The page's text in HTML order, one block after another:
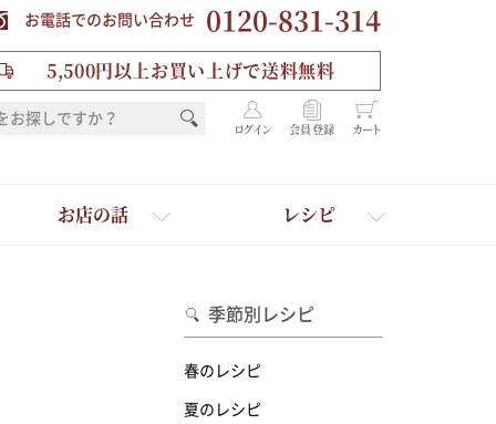
お電話でのお問い合わせ 0120-831-314
5,500円以上お買い上げで送料無料
ログイン 会員登録 カート
お店の話 レシピ
季節別レシピ
春のレシピ
夏のレシピ